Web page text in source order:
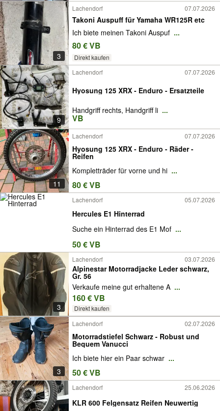
3
Lachendorf 07.07.2026
Takoni Auspuff für Yamaha WR125R etc
Ich biete meinen Takoni Auspuf ...
80 € VB
Direkt kaufen
9
Lachendorf 07.07.2026
Hyosung 125 XRX - Enduro - Ersatzteile
Handgriff rechts, Handgriff li ...
VB
11
Lachendorf 07.07.2026
Hyosung 125 XRX - Enduro - Räder -
Reifen
Kompletträder für vorne und hi ...
80 € VB
Lachendorf 05.07.2026
Hercules E1 Hinterrad
Suche ein Hinterrad des E1 Mof ...
50 € VB
3
Lachendorf 03.07.2026
Alpinestar Motorradjacke Leder schwarz,
Gr. 56
Verkaufe meine gut erhaltene A ...
160 € VB
Direkt kaufen
3
Lachendorf 02.07.2026
Motorradstiefel Schwarz - Robust und
Bequem Vanucci
Ich biete hier ein Paar schwar ...
50 € VB
Lachendorf 25.06.2026
KLR 600 Felgensatz Reifen Neuwertig